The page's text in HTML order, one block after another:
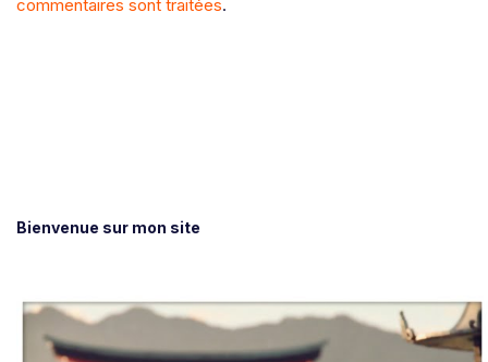
commentaires sont traitées.
Bienvenue sur mon site